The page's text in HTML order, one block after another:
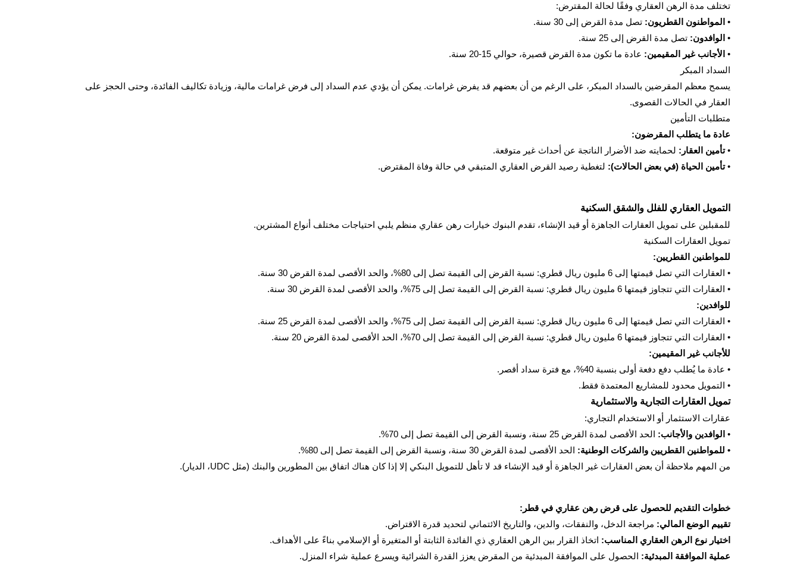
تختلف مدة الرهن العقاري وفقًا لحالة المقترض:
• المواطنون القطريون: تصل مدة القرض إلى 30 سنة.
• الوافدون: تصل مدة القرض إلى 25 سنة.
• الأجانب غير المقيمين: عادة ما تكون مدة القرض قصيرة، حوالي 15-20 سنة.
السداد المبكر
يسمح معظم المقرضين بالسداد المبكر، على الرغم من أن بعضهم قد يفرض غرامات. يمكن أن يؤدي عدم السداد إلى فرض غرامات مالية، وزيادة تكاليف الفائدة، وحتى الحجز على
العقار في الحالات القصوى.
متطلبات التأمين
عادة ما يتطلب المقرضون:
•تأمين العقار: لحمايته ضد الأضرار الناتجة عن أحداث غير متوقعة.
•تأمين الحياة (في بعض الحالات): لتغطية رصيد القرض العقاري المتبقي في حالة وفاة المقترض.
التمويل العقاري للفلل والشقق السكنية
للمقبلين على تمويل العقارات الجاهزة أو قيد الإنشاء، تقدم البنوك خيارات رهن عقاري منظم يلبي احتياجات مختلف أنواع المشترين.
تمويل العقارات السكنية
للمواطنين القطريين:
• العقارات التي تصل قيمتها إلى 6 مليون ريال قطري: نسبة القرض إلى القيمة تصل إلى 80%، والحد الأقصى لمدة القرض 30 سنة.
• العقارات التي تتجاوز قيمتها 6 مليون ريال قطري: نسبة القرض إلى القيمة تصل إلى 75%، والحد الأقصى لمدة القرض 30 سنة.
للوافدين:
• العقارات التي تصل قيمتها إلى 6 مليون ريال قطري: نسبة القرض إلى القيمة تصل إلى 75%، والحد الأقصى لمدة القرض 25 سنة.
• العقارات التي تتجاوز قيمتها 6 مليون ريال قطري: نسبة القرض إلى القيمة تصل إلى 70%، الحد الأقصى لمدة القرض 20 سنة.
للأجانب غير المقيمين:
• عادة ما يُطلب دفع دفعة أولى بنسبة 40%، مع فترة سداد أقصر.
• التمويل محدود للمشاريع المعتمدة فقط.
تمويل العقارات التجارية والاستثمارية
عقارات الاستثمار أو الاستخدام التجاري:
• الوافدين والأجانب: الحد الأقصى لمدة القرض 25 سنة، ونسبة القرض إلى القيمة تصل إلى 70%.
• للمواطنين القطريين والشركات الوطنية: الحد الأقصى لمدة القرض 30 سنة، ونسبة القرض إلى القيمة تصل إلى 80%.
من المهم ملاحظة أن بعض العقارات غير الجاهزة أو قيد الإنشاء قد لا تأهل للتمويل البنكي إلا إذا كان هناك اتفاق بين المطورين والبنك (مثل UDC، الديار).
خطوات التقديم للحصول على قرض رهن عقاري في قطر:
تقييم الوضع المالي: مراجعة الدخل، والنفقات، والدين، والتاريخ الائتماني لتحديد قدرة الاقتراض.
اختيار نوع الرهن العقاري المناسب: اتخاذ القرار بين الرهن العقاري ذي الفائدة الثابتة أو المتغيرة أو الإسلامي بناءً على الأهداف.
عملية الموافقة المبدئية: الحصول على الموافقة المبدئية من المقرض يعزز القدرة الشرائية ويسرع عملية شراء المنزل.